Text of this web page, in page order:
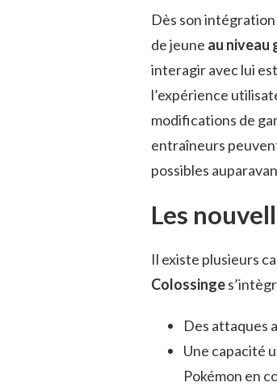
Dès son
de jeune au niveau
interagir avec lui
l’expérience
modifications de
entraîneurs
possibles
Les
Il existe plusieurs
Colossinge
Des attaques
Une capacité
Pokémon en